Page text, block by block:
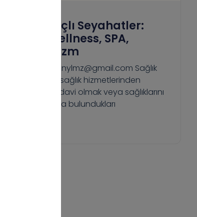
Sağlık Amaçlı Seyahatler:
Medikal, Wellness, SPA,
Termal Turizm
Vildan YILMAZ, vldnylmz@gmail.com Sağlık
turizmi; bireylerin sağlık hizmetlerinden
faydalanmak, tedavi olmak veya sağlıklarını
korumak amacıyla bulundukları